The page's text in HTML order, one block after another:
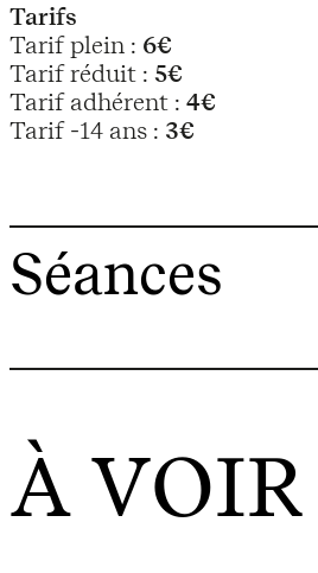
Tarifs
Tarif plein : 6€
Tarif réduit : 5€
Tarif adhérent : 4€
Tarif -14 ans : 3€
Séances
À